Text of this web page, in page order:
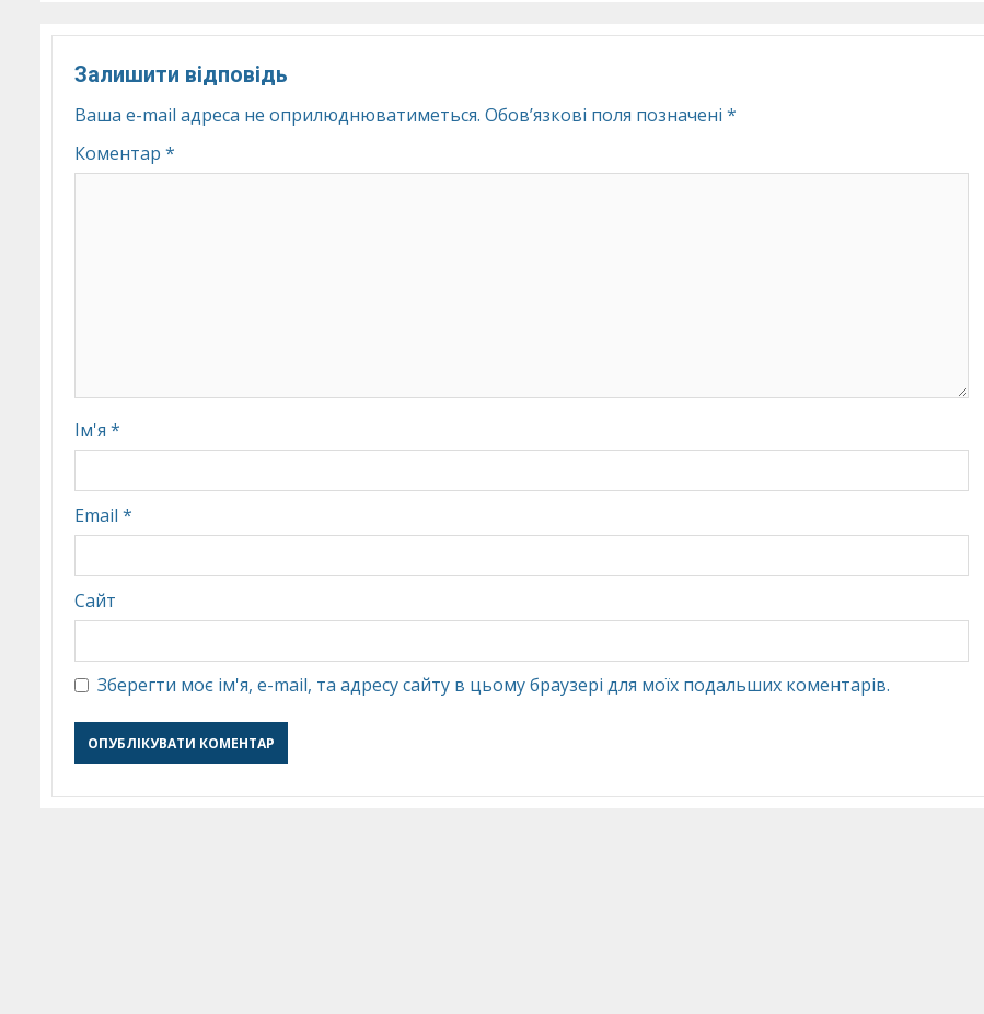
Залишити відповідь
Ваша e-mail адреса не оприлюднюватиметься. Обов’язкові поля позначені *
Коментар *
Ім'я *
Email *
Сайт
Зберегти моє ім'я, e-mail, та адресу сайту в цьому браузері для моїх подальших коментарів.